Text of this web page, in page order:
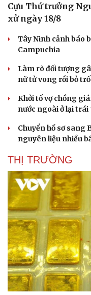
Cựu Thứ trưởng
xử ngày 18/8
Tây Ninh cảnh báo
Campuchia
Làm rõ đối tượng
nữ tử vong rồi bỏ
Khởi tố vợ chồng
nước ngoài ở lại trái
Chuyển hồ sơ sang
nguyên liệu nhiều
THỊ TRƯỜNG